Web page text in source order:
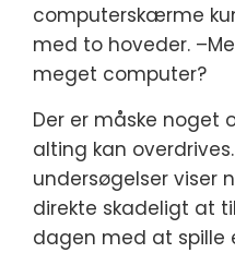
computerskærme
med to hoveder.
meget computer?
Der er måske noget
alting kan
undersøgelser viser
direkte skadeligt at
dagen med at spille